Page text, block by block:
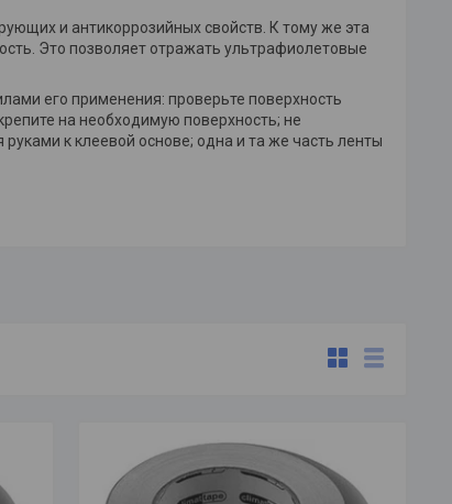
и антикоррозийных свойств. К тому же эта
Это позволяет отражать ультрафиолетовые
его применения: проверьте поверхность
на необходимую поверхность; не
к клеевой основе; одна и та же часть ленты